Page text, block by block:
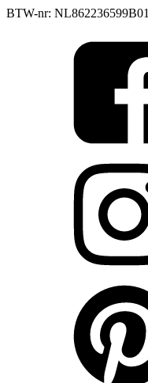
BTW-nr: NL862236599B01